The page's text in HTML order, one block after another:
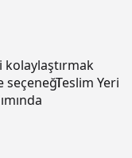
kolaylaştırmak
seçeneğiTeslim Yeri